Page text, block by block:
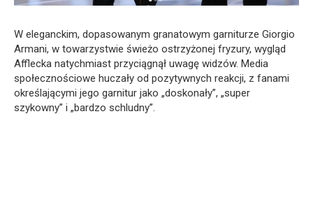
W eleganckim, dopasowanym granatowym garniturze Giorgio
Armani, w towarzystwie świeżo ostrzyżonej fryzury, wygląd
Afflecka natychmiast przyciągnął uwagę widzów. Media
społecznościowe huczały od pozytywnych reakcji, z fanami
określającymi jego garnitur jako „doskonały”, „super
szykowny” i „bardzo schludny”.